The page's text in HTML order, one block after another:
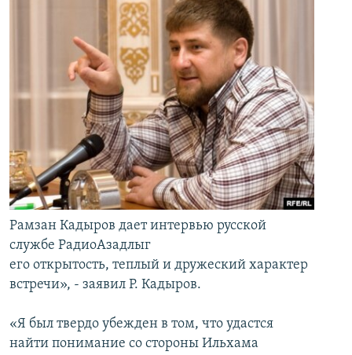
Рамзан Кадыров дает интервью русской
службе РадиоАзадлыг
его открытость, теплый и дружеский характер
встречи», - заявил Р. Кадыров.
«Я был твердо убежден в том, что удастся
найти понимание со стороны Ильхама